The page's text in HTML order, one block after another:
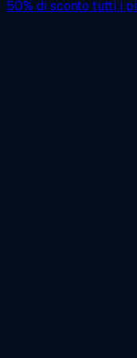
50% di sconto tutti i